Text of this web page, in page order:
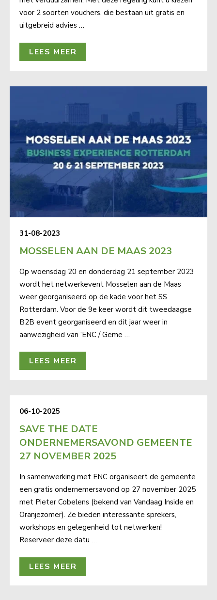
voor 2 soorten vouchers, die bestaan uit gratis en
uitgebreid advies …
LEES MEER
31-08-2023
MOSSELEN AAN DE MAAS 2023
Op woensdag 20 en donderdag 21 september 2023
wordt het netwerkevent Mosselen aan de Maas
weer georganiseerd op de kade voor het SS
Rotterdam. Voor de 9e keer wordt dit tweedaagse
B2B event georganiseerd en dit jaar weer in
aanwezigheid van ‘ENC / Geme …
LEES MEER
06-10-2025
SAVE THE DATE
ONDERNEMERSAVOND GEMEENTE
27 NOVEMBER 2025
In samenwerking met ENC organiseert de gemeente
een gratis ondernemersavond op 27 november 2025
met Pieter Cobelens (bekend van Vandaag Inside en
Oranjezomer). Ze bieden interessante sprekers,
workshops en gelegenheid tot netwerken!
Reserveer deze datu …
LEES MEER